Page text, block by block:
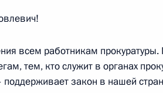
корпорацию
в иностранных
всем работникам прокуратуры.
тем, кто служит в органах
закон в нашей